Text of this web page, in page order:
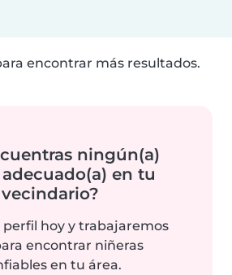
encontrar más resultados.
ningún(a)
en tu
vecindario?
hoy y trabajaremos
encontrar niñeras
en tu área.